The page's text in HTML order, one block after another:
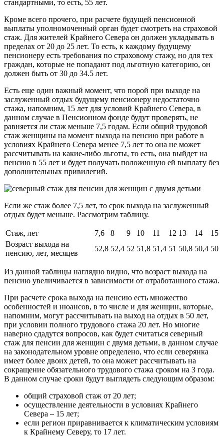
стандартными, то есть, 55 лет.
Кроме всего прочего, при расчете будущей пенсионной
выплаты уполномоченный орган будет смотреть на страховой
стаж. Для жителей Крайнего Севера он должен укладывать в
пределах от 20 до 25 лет. То есть, к каждому будущему
пенсионеру есть требования по страховому стажу, но для тех
граждан, которые не попадают под льготную категорию, он
должен быть от 30 до 34.5 лет.
Есть еще один важный момент, что порой при выходе на
заслуженный отдых будущему пенсионеру недостаточно
стажа, напомним, 15 лет для условий Крайнего Севера, в
данном случае в Пенсионном фонде будут проверять, не
равняется ли стаж меньше 7,5 годам. Если общий трудовой
стаж женщины на момент выхода на пенсию при работе в
условиях Крайнего Севера менее 7,5 лет то она не может
рассчитывать на какие-либо льготы, то есть, она выйдет на
пенсию в 55 лет и будет получать положенную ей выплату без
дополнительных привилегий.
Если же стаж более 7,5 лет, то срок выхода на заслуженный
отдых будет меньше. Рассмотрим таблицу.
Стаж, лет 7,6 8 9 10 11 12 13 14
15
Возраст выхода на
пенсию, лет, месяцев
52,8 52,4 52 51,8 51,4 51 50,8 50,4 50
Из данной таблицы наглядно видно, что возраст выхода на
пенсию увеличивается в зависимости от отработанного стажа.
При расчете срока выхода на пенсию есть множество
особенностей и нюансов, в то числе и для женщин, которые,
напомним, могут рассчитывать на выход на отдых в 50 лет,
при условии полного трудового стажа 20 лет. Но многие
наверно сдадутся вопросов, как будет считаться северный
стаж для пенсии для женщин с двумя детьми, в данном случае
на законодательном уровне определено, что если северянка
имеет более двоих детей, то она может рассчитывать на
сокращение обязательного трудового стажа сроком на 3 года.
В данном случае сроки будут выглядеть следующим образом:
общий страховой стаж от 20 лет;
осуществление деятельности в условиях Крайнего
Севера – 15 лет;
если регион приравнивается к климатическим условиям
к Крайнему Северу, то 17 лет.